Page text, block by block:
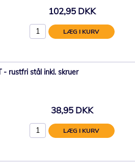
102,95 DKK
LÆG I KURV
- rustfri stål inkl. skruer
38,95 DKK
LÆG I KURV